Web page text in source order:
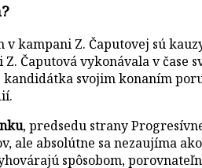
kampani Z. Čaputovej sú
Čaputová vykonávala v čase
kandidátka svojim konaním
, predsedu strany
ale absolútne sa nezaujíma
spôsobom,